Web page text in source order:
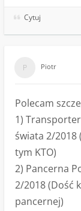
Cytuj
Piotr
Polecam
1)
świata 2/
tym KTO)
2) Pancerna
2/2018 (Dość
pancernej)